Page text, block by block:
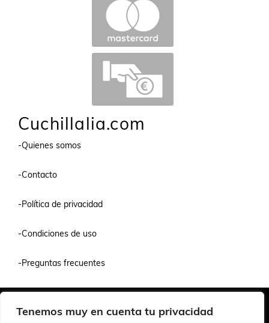
Tenemos muy en cuenta tu privacidad
Cuchillalia.com
-Quienes somos
-Contacto
-Política de privacidad
-Condiciones de uso
-Preguntas frecuentes
© 2026 Cuchillalia.com